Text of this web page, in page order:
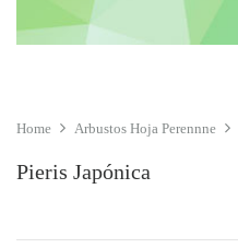
Home Arbustos Hoja Perennne
Pieris Japónica